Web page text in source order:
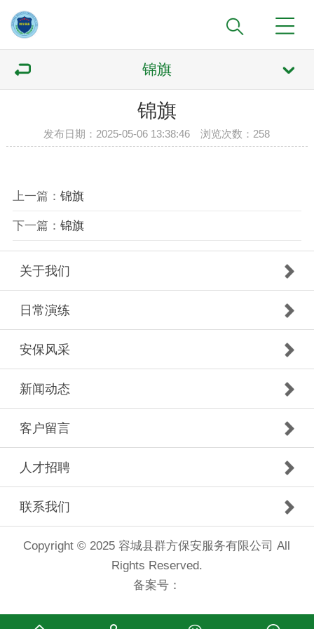
锦旗
锦旗
发布日期：2025-05-06 13:38:46 浏览次数： 258
上一篇： 锦旗
下一篇： 锦旗
关于我们
日常演练
安保风采
新闻动态
客户留言
人才招聘
联系我们
Copyright © 2025 容城县群方保安服务有限公司 All
Rights Reserved.
备案号：